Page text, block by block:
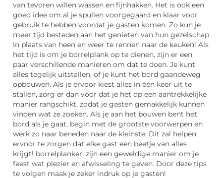
van tevoren willen wassen en fijnhakken. Het is ook een
goed idee om al je spullen voorgegaard en klaar voor
gebruik te hebben voordat je gasten komen. Zo kun je
meer tijd besteden aan het genieten van hun gezelschap
in plaats van heen en weer te rennen naar de keuken! Als
het tijd is om je borrelplank op te dienen, zijn er een
paar verschillende manieren om dat te doen. Je kunt
alles tegelijk uitstallen, of je kunt het bord gaandeweg
opbouwen. Als je ervoor kiest alles in één keer uit te
stallen, zorg er dan voor dat je het op een aantrekkelijke
manier rangschikt, zodat je gasten gemakkelijk kunnen
vinden wat ze zoeken. Als je aan het bouwen bent het
bord als je gaat, begin met de grootste voorwerpen en
werk zo naar beneden naar de kleinste. Dit zal helpen
ervoor te zorgen dat elke gast een beetje van alles
krijgt! borrelplanken zijn een geweldige manier om je
feest wat plezier en afwisseling te geven. Door deze tips
te volgen maak je zeker indruk op je gasten!